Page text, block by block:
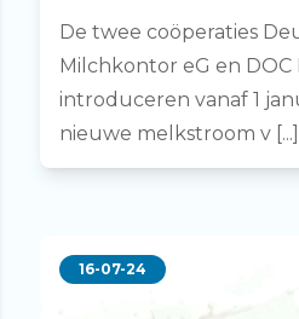
De twee coöperaties
Milchkontor eG en DOC
introduceren vanaf 1
nieuwe melkstroom v [...]
16-07-24